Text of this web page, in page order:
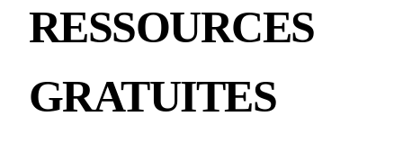
RESSOURCES
GRATUITES